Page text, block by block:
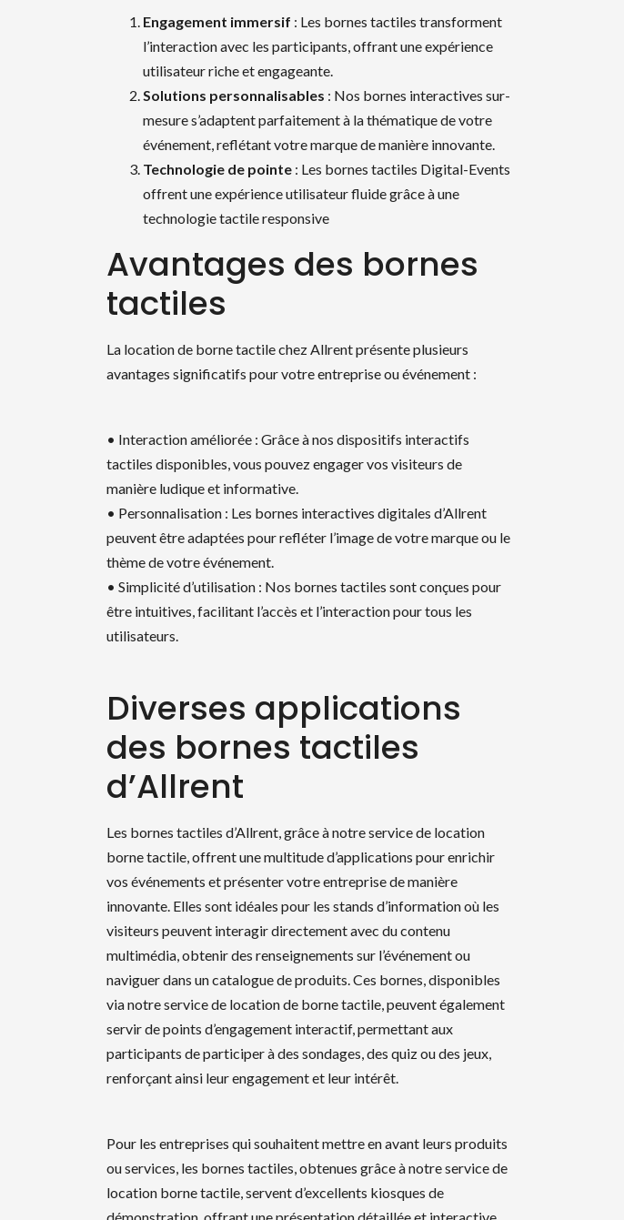
Engagement immersif : Les bornes tactiles transforment
l’interaction avec les participants, offrant une expérience
utilisateur riche et engageante.
Solutions personnalisables : Nos bornes interactives sur-
mesure s’adaptent parfaitement à la thématique de votre
événement, reflétant votre marque de manière innovante.
Technologie de pointe : Les bornes tactiles Digital-Events
offrent une expérience utilisateur fluide grâce à une
technologie tactile responsive
Avantages des bornes
tactiles
La location de borne tactile chez Allrent présente plusieurs
avantages significatifs pour votre entreprise ou événement :
• Interaction améliorée : Grâce à nos dispositifs interactifs
tactiles disponibles, vous pouvez engager vos visiteurs de
manière ludique et informative.
• Personnalisation : Les bornes interactives digitales d’Allrent
peuvent être adaptées pour refléter l’image de votre marque ou le
thème de votre événement.
• Simplicité d’utilisation : Nos bornes tactiles sont conçues pour
être intuitives, facilitant l’accès et l’interaction pour tous les
utilisateurs.
Diverses applications
des bornes tactiles
d’Allrent
Les bornes tactiles d’Allrent, grâce à notre service de location
borne tactile, offrent une multitude d’applications pour enrichir
vos événements et présenter votre entreprise de manière
innovante. Elles sont idéales pour les stands d’information où les
visiteurs peuvent interagir directement avec du contenu
multimédia, obtenir des renseignements sur l’événement ou
naviguer dans un catalogue de produits. Ces bornes, disponibles
via notre service de location de borne tactile, peuvent également
servir de points d’engagement interactif, permettant aux
participants de participer à des sondages, des quiz ou des jeux,
renforçant ainsi leur engagement et leur intérêt.
Pour les entreprises qui souhaitent mettre en avant leurs produits
ou services, les bornes tactiles, obtenues grâce à notre service de
location borne tactile, servent d’excellents kiosques de